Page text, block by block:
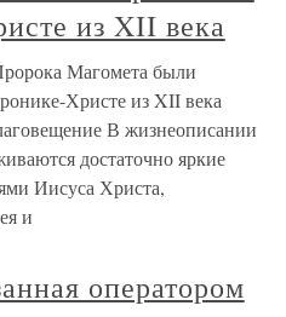
из XII века
Магомета были
Христе из XII века
В жизнеописании
достаточно яркие
Иисуса Христа,
и
оператором